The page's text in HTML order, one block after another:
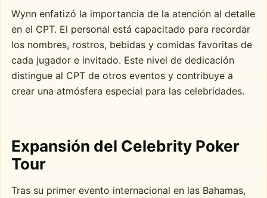
Wynn enfatizó la importancia de la atención al detalle
en el CPT. El personal está capacitado para recordar
los nombres, rostros, bebidas y comidas favoritas de
cada jugador e invitado. Este nivel de dedicación
distingue al CPT de otros eventos y contribuye a
crear una atmósfera especial para las celebridades.
Expansión del Celebrity Poker
Tour
Tras su primer evento internacional en las Bahamas,